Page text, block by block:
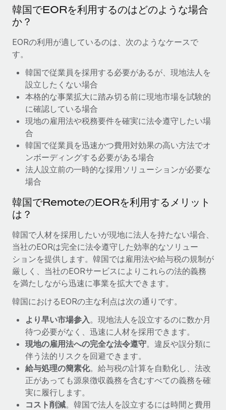
法人設立
法令順守した法人をスピーディに設立
移住・転勤
福利厚生
従業員の福利厚生を簡単に管理
契約社員管理
税務
ブログを読む
ブログ
Remoteの製品アップデート：GustoとXeroの統合お
よびContractor Management Plus（契約社員管理
プラス）
Remoteの使命は、世界のどこにいても、あらゆる規模の企業が
業務に最適な人材を採用し、管理し、給与を支給できるようにす
ることです。この数週間で、新しい統合、機能、改良点をリリー
スしました。...
詳細を見る
給与詐欺：種類、事例、ビジネスを守る方法
給与, 賃金は詐欺の特に魅力的な標的です。多額の資金がシステ
ム間で頻繁に移動しているためです。このため、自社のビジネス
を保護することは極めて重要です。...
韓国でEORを利用するのはどのような場合
か？
EORの利用が適しているのは、次のようなケースで
す。
韓国で従業員を採用する必要があるが、現地法人を
設立したくない場合
本格的な事業拡大に踏み切る前に現地市場を試験的
に確認している場合
現地の雇用法や税務要件を確実に法令遵守したい場
合
韓国で従業員を迅速かつ費用対効果の高い方法でオ
ンボーディングする必要がある場合
法人設立前の一時的な採用ソリューションが必要な
場合
韓国でRemoteのEORを利用するメリット
は？
韓国で人材を採用したいが現地に法人を持たない場合、
当社のEORは完全に法令遵守した効率的なソリュー
ションを提供します。韓国では雇用法や給与税の規制が
厳しく、当社のEORサービスによりこれらの法的義務
を満たしながら迅速に事業を拡大できます。
韓国におけるEORの主な利点は次の通りです。
より早い市場参入 。現地法人を設立するのに数か月
待つ必要がなく、迅速に人材を採用できます。
現地の雇用法への完全な法令遵守。違反や誤分類に
伴う法的リスクを回避できます。
給与処理の簡素化。給与税の計算を自動化し、法改
正があっても源泉徴収義務を含むすべての義務を確
実に履行します。
コスト削減。韓国で法人を設立するには時間と費用